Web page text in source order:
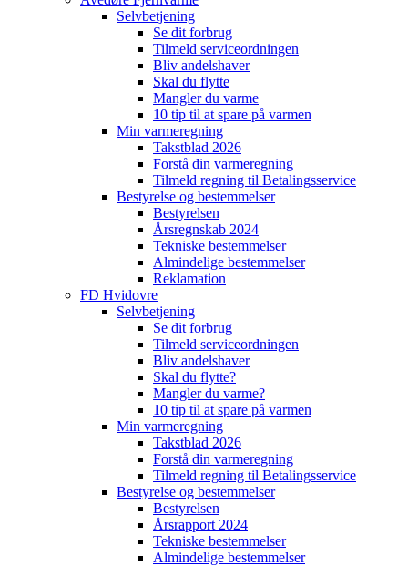
Selvbetjening
Se dit forbrug
Tilmeld serviceordningen
Bliv andelshaver
Skal du flytte
Mangler du varme
10 tip til at spare på varmen
Min varmeregning
Takstblad 2026
Forstå din varmeregning
Tilmeld regning til Betalingsservice
Bestyrelse og bestemmelser
Bestyrelsen
Årsregnskab 2024
Tekniske bestemmelser
Almindelige bestemmelser
Reklamation
FD Hvidovre
Selvbetjening
Se dit forbrug
Tilmeld serviceordningen
Bliv andelshaver
Skal du flytte?
Mangler du varme?
10 tip til at spare på varmen
Min varmeregning
Takstblad 2026
Forstå din varmeregning
Tilmeld regning til Betalingsservice
Bestyrelse og bestemmelser
Bestyrelsen
Årsrapport 2024
Tekniske bestemmelser
Almindelige bestemmelser